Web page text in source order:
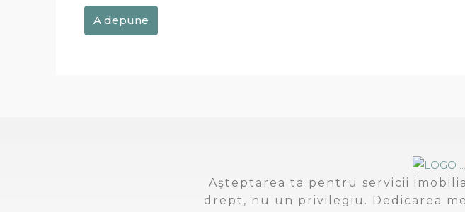
A depune
Așteptarea ta pentru servicii
drept, nu un privilegiu. Dedicarea